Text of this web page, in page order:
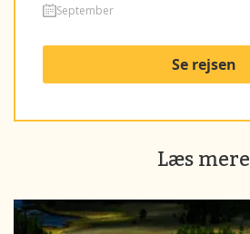
September
Se rejsen
Læs mere